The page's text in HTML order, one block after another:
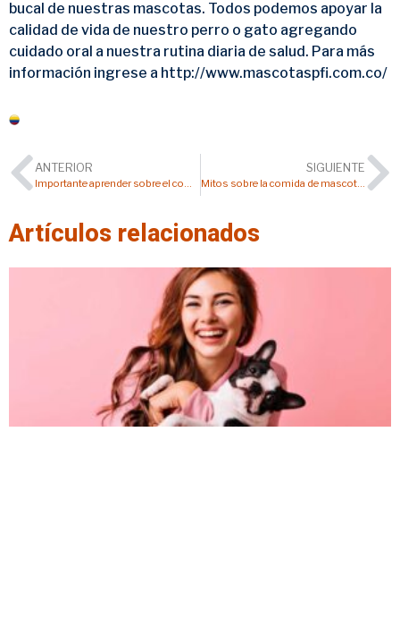
bucal de nuestras mascotas. Todos podemos apoyar la
calidad de vida de nuestro perro o gato agregando
cuidado oral a nuestra rutina diaria de salud. Para más
información ingrese a http://www.mascotaspfi.com.co/
ANTERIOR
Importante aprender sobre el comportamiento en los perros y gatos
SIGUIENTE
Mitos sobre la comida de mascotas
Artículos relacionados